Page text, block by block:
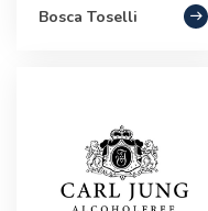
Bosca Toselli